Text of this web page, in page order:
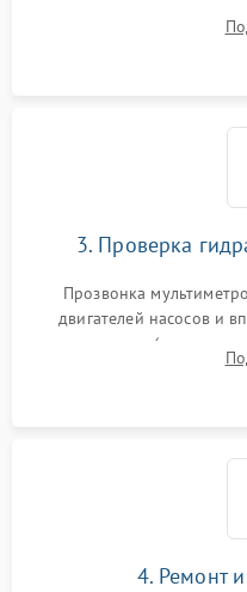
циркуляционному
3. Проверка
Прозвонка
двигателей насосов и
прессостата (датчика
концевика дверцы и
4. Ремонт